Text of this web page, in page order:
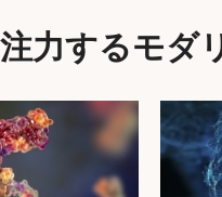
注力するモダ